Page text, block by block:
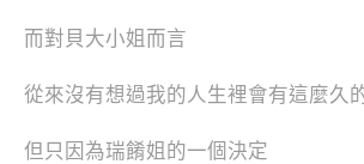
而對貝大小姐而言
從來沒有想過我的人生裡會有這麼久
但只因為瑞餚姐的一個決定